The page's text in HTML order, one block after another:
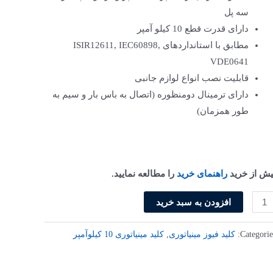
سه پل
دارای قدرت قطع 10 کیلو آمپر
مطابق با استانداردهای ISIR12611, IEC60898,
VDE0641
قابلیت نصب انواع لوازم جانبی
دارای ترمینال دومنظوره (اتصال به باس بار و سیم به
طور همزمان)
از خرید راهنمای خرید را مطالعه نمایید.
افزودن به سبد خرید
کلید فیوز مینیاتوری کلید مینیاتوری 10 کیلو‌آمپر